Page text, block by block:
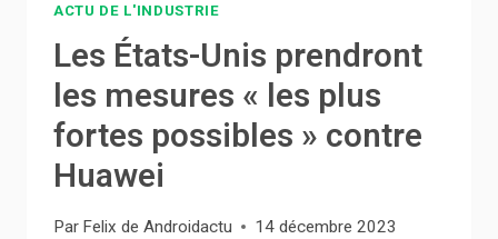
ACTU DE L'INDUSTRIE
Les États-Unis prendront
les mesures « les plus
fortes possibles » contre
Huawei
Par Felix de Androidactu 14 décembre 2023